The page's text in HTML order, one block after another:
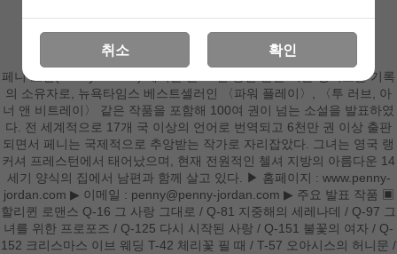
페니 조던(Penny Jordan) 페니는 근 20년 동안 글을 써온 경이로운 기록
의 소유자로, 뉴욕타임스 베스트셀러인 〈파워 플레이〉, 〈투 러브, 아
너 앤 비트레이〉 같은 작품을 포함해 100여 권이 넘는 소설을 발표하였
다. 전 세계적으로 17개 국 이상의 언어로 번역되고 6천만 권 이상 출판
되면서 페니는 국제적으로 추앙받는 작가로 자리잡았다. 그녀는 영국 랭
커셔 프레스턴에서 태어났으며, 현재 전원적인 첼셔 지방의 아름다운 14
세기 양식의 집에서 남편과 함께 살고 있다. ▶ 홈페이지 : www.penny-
jordan.com ▶ 이메일 : penny@penny-jordan.com ▶ 주요 발표 작품 ▣
할리퀸 로맨스 Q-16 그 사랑 그대로 / Q-81 지중해의 세레나데 / Q-97 그
녀를 위한 프로포즈 / Q-125 다시 시작된 사랑 / Q-151 불꽃의 여자 / Q-
152 크리스마스 이브 웨딩 T-42 체리꽃 필 때 / T-57 오아시스의 허니문 /
취소 확인